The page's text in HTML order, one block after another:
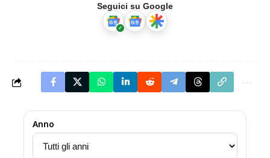
Seguici su Google
Anno